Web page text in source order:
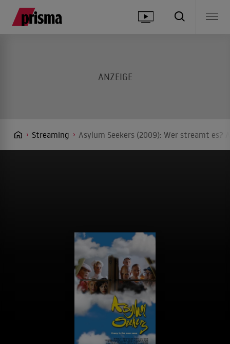
Streaming Asylum Seekers (2009): Wer streamt es?